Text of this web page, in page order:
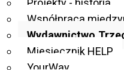
Projekty - historia
Współpraca
Wydawnictwo
Miesięcznik HELP
YourWay
osób, a także
dostępności.
ułatwiających życie
technologiczne nowinki